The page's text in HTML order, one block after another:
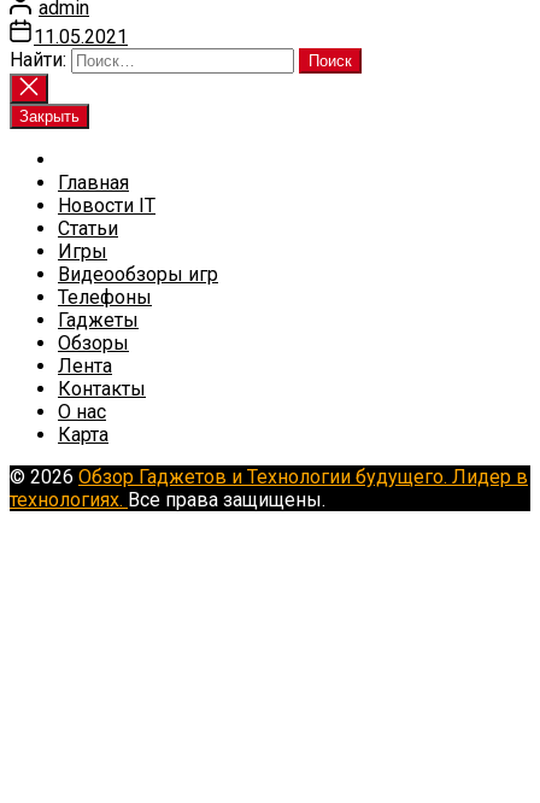
admin
11.05.2021
Найти:
Закрыть
Главная
Новости IT
Статьи
Игры
Видеообзоры игр
Телефоны
Гаджеты
Обзоры
Лента
Контакты
О нас
Карта
© 2026 Обзор Гаджетов и Технологии будущего. Лидер в
технологиях. Все права защищены.